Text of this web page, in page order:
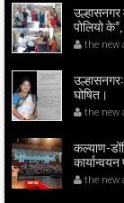
पोलियो
the new
घोषित।
the new
कल्याण-
the new